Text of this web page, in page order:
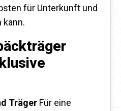
für Unterkunft und
kann.
Träger Für eine